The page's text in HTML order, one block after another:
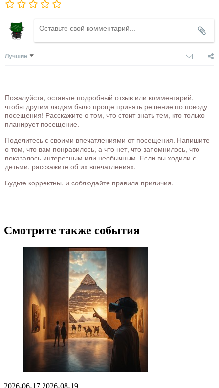
Лучшие
Пожалуйста, оставьте подробный отзыв или комментарий,
чтобы другим людям было проще принять решение по поводу
посещения! Расскажите о том, что стоит знать тем, кто только
планирует посещение.
Поделитесь с своими впечатлениями от посещения. Напишите
о том, что вам понравилось, а что нет, что запомнилось, что
показалось интересным или необычным. Если вы ходили с
детьми, расскажите об их впечатлениях.
Будьте корректны, и соблюдайте правила приличия.
Смотрите также события
2026-06-17 2026-08-19